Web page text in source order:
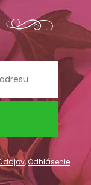
,Odhlásenie